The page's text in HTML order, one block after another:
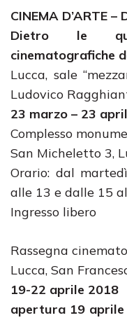
CINEMA D’ARTE –
Dietro le
cinematografiche
Lucca, sale
Ludovico
23 marzo – 23
Complesso
San Micheletto 3,
Orario: dal
alle 13 e dalle 15
Ingresso libero
Rassegna
Lucca, San
19-22 aprile 2018
apertura 19 aprile